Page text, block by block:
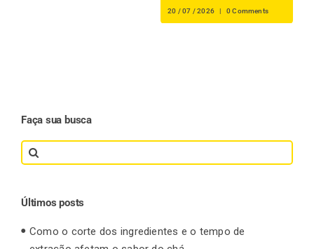
20 / 07 / 2026 0 Comments
Faça sua busca
Search
for:
Últimos posts
Como o corte dos ingredientes e o tempo de